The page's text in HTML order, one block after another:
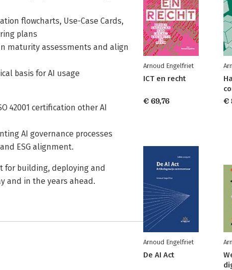
flowcharts, Use-Case Cards,
plans
maturity assessments and align
basis for AI usage
42001 certification other AI
AI governance processes
ESG alignment.
for building, deploying and
and in the years ahead.
Arnoud Engelfriet
ICT en recht
€ 69,76
€
Arnoud Engelfriet
De AI Act